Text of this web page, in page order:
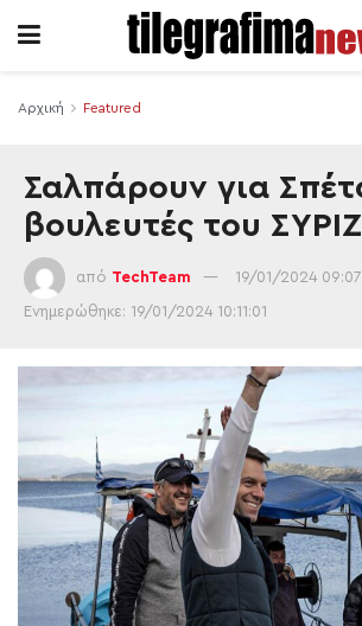
Αρχική Featured
Σαλπάρουν για
βουλευτές του
από TechTeam 19/01/2024 09:07
Ενημερώθηκε: 19/01/2024 10:11:01